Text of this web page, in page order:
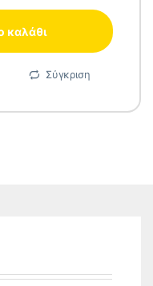
καλάθι
Σύγκριση